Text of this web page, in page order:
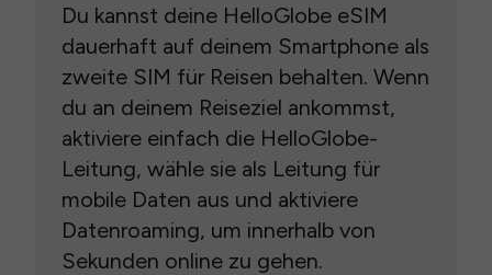
Du kannst deine HelloGlobe eSIM
dauerhaft auf deinem Smartphone als
zweite SIM für Reisen behalten. Wenn
du an deinem Reiseziel ankommst,
aktiviere einfach die HelloGlobe-
Leitung, wähle sie als Leitung für
mobile Daten aus und aktiviere
Datenroaming, um innerhalb von
Sekunden online zu gehen.